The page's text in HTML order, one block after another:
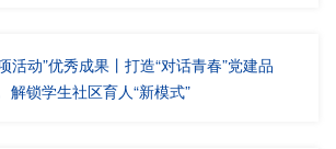
活动”优秀成果丨打造“对话青春”党建品
解锁学生社区育人“新模式”